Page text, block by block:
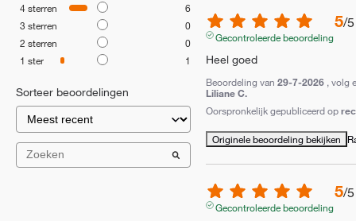
4sterren
6
3 sterren
0
2 sterren
0
1 ster 1
Sorteer beoordelingen
5/5
Gecontroleerde beoordeling
Heel goed
Beoordeling van 29-7-2026 , volg
Liliane C.
Oorspronkelijk gepubliceerd op
Originele beoordeling bekijken
5/5
Gecontroleerde beoordeling